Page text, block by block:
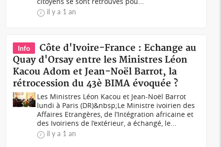
il y a 1 an
Info
Côte d'Ivoire-France : Echange au
Quay d'Orsay entre les Ministres Léon
Kacou Adom et Jean-Noël Barrot, la
rétrocession du 43è BIMA évoquée ?
Les Ministres Léon Kacou et Jean-Noël Barrot
lundi à Paris (DR)&nbsp;Le Ministre ivoirien des
Affaires Etrangères, de l’Intégration africaine et
des Ivoiriens de l’extérieur, a échangé, le...
il y a 1 an